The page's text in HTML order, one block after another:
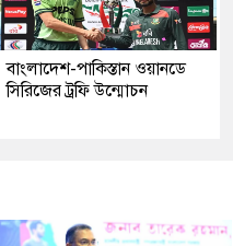
বাংলাদেশ-পাকিস্তান ওয়ানডে
সিরিজের ট্রফি উন্মোচন